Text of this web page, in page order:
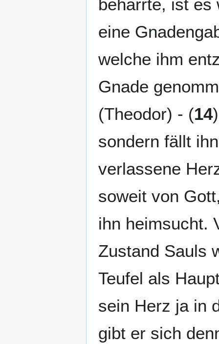
beharrte, ist es
eine
welche ihm
Gnade
(Theodor) - (14
sondern fällt
verlassene
soweit von
ihn heimsucht.
Zustand Sauls
Teufel als
sein Herz ja in
gibt er sich